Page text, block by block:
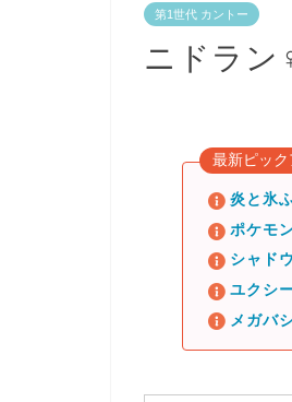
第1世代 カントー
ニドラン
最新ピッ
炎と氷
ポケモ
シャド
ユクシ
メガバ